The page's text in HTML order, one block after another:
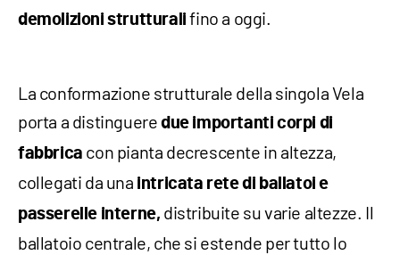
demolizioni strutturali fino a oggi.
La conformazione strutturale della singola Vela
porta a distingueredue importanti corpi di
fabbrica con pianta decrescente in altezza,
collegati da una intricata rete di ballatoi e
passerelle interne, distribuite su varie altezze. Il
ballatoio centrale, che si estende per tutto lo